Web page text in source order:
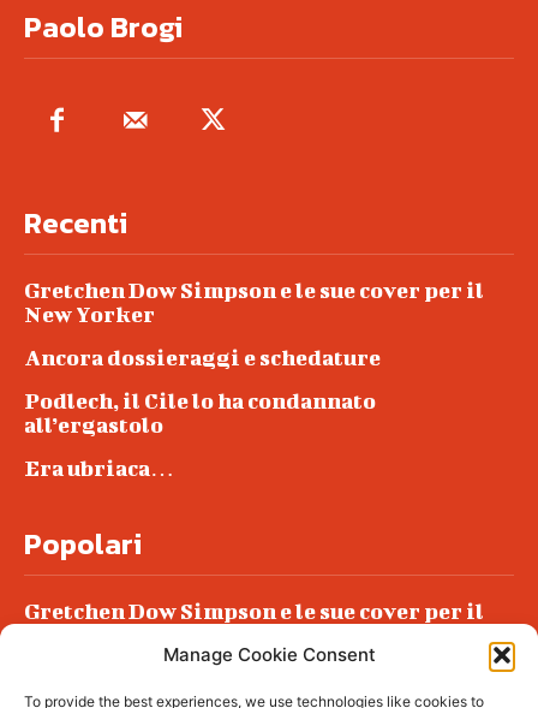
Manage Cookie Consent
To provide the best experiences, we use technologies like cookies to
Paolo Brogi
Recenti
Gretchen Dow Simpson e le sue cover per il
New Yorker
Ancora dossieraggi e schedature
Podlech, il Cile lo ha condannato
all’ergastolo
Era ubriaca…
Popolari
Gretchen Dow Simpson e le sue cover per il